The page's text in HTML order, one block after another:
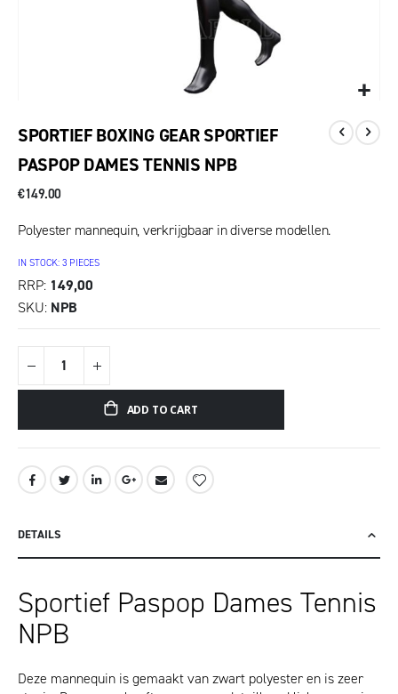
SPORTIEF BOXING GEAR SPORTIEF
PASPOP DAMES TENNIS NPB
€149.00
Polyester mannequin, verkrijgbaar in diverse modellen.
IN STOCK: 3 PIECES
RRP 149,00
SKU NPB
ADD TO CART
DETAILS
Sportief Paspop Dames Tennis
NPB
Deze mannequin is gemaakt van zwart polyester en is zeer